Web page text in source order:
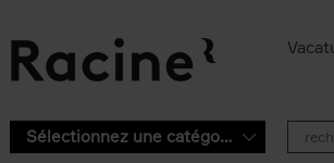
Sélectionnez une catégorie